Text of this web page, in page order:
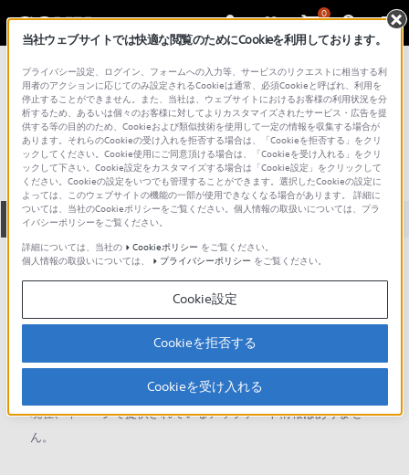
0
総合サポート・お問い合わせ 電源／接続ケーブル
DK40
全て ダウンロード 取扱説明書 Q&A
動画でサポートご利用にあたってのお願い
サポート動画をご利用の際にはソーシャ
ルメディア利用規約をご確認ください。
ダウンロード
現在、本ページで提供されているアップデート情報はありませ
ん。
当社ウェブサイトでは快適な閲覧のためにCookieを利用しております。
プライバシー設定、ログイン、フォームへの入力等、サービスのリクエストに相当する利
用者のアクションに応じてのみ設定されるCookieは通常、必須Cookieと呼ばれ、利用を
停止することができません。また、当社は、ウェブサイトにおけるお客様の利用状況を分
析するため、あるいは個々のお客様に対してよりカスタマイズされたサービス・広告を提
供する等の目的のため、Cookieおよび類似技術を使用して一定の情報を収集する場合が
あります。それらのCookieの受け入れを拒否する場合は、「Cookieを拒否する」をクリ
ックしてください。Cookie使用にご同意頂ける場合は、「Cookieを受け入れる」をクリ
ックして下さい。Cookie設定をカスタマイズする場合は「Cookie設定」をクリックして
ください。Cookieの設定をいつでも管理することができます。選択したCookieの設定に
よっては、このウェブサイトの機能の一部が使用できなくなる場合があります。 詳細に
ついては、当社のCookieポリシーをご覧ください。個人情報の取扱いについては、プラ
イバシーポリシーをご覧ください。
詳細については、当社の
Cookieポリシー をご覧ください。
個人情報の取扱いについては、
プライバシーポリシー をご覧ください。
Cookie設定
Cookieを拒否する
Cookieを受け入れる